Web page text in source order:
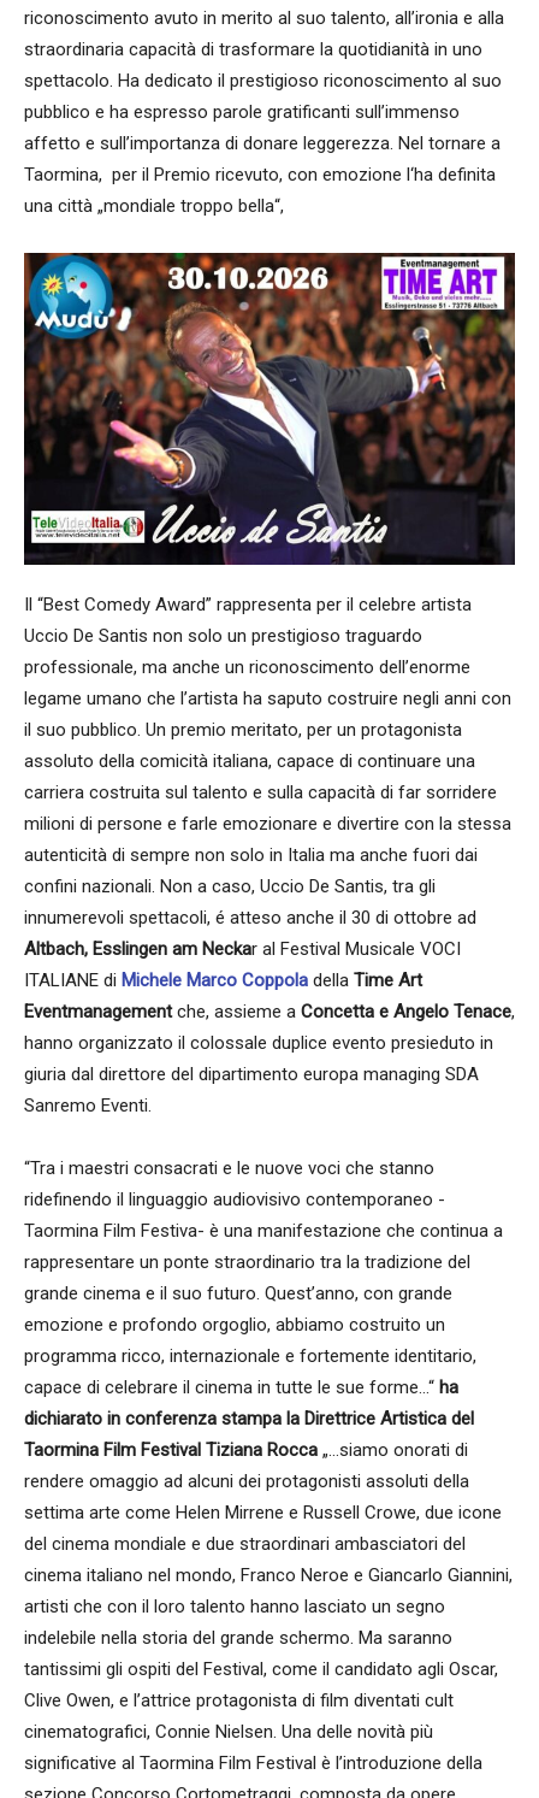
riconoscimento avuto in merito al suo talento, all’ironia e alla
straordinaria capacità di trasformare la quotidianità in uno
spettacolo. Ha dedicato il prestigioso riconoscimento al suo
pubblico e ha espresso parole gratificanti sull’immenso
affetto e sull’importanza di donare leggerezza. Nel tornare a
Taormina, per il Premio ricevuto, con emozione l‘ha definita
una città „mondiale troppo bella“,
Il “Best Comedy Award” rappresenta per il celebre artista
Uccio De Santis non solo un prestigioso traguardo
professionale, ma anche un riconoscimento dell’enorme
legame umano che l’artista ha saputo costruire negli anni con
il suo pubblico. Un premio meritato, per un protagonista
assoluto della comicità italiana, capace di continuare una
carriera costruita sul talento e sulla capacità di far sorridere
milioni di persone e farle emozionare e divertire con la stessa
autenticità di sempre non solo in Italia ma anche fuori dai
confini nazionali. Non a caso, Uccio De Santis, tra gli
innumerevoli spettacoli, é atteso anche il 30 di ottobre ad
Altbach, Esslingen am Neckar al Festival Musicale VOCI
ITALIANE di Michele Marco Coppola della Time Art
Eventmanagementche, assieme a Concetta e Angelo Tenace,
hanno organizzato il colossale duplice evento presieduto in
giuria dal direttore del dipartimento europa managing SDA
Sanremo Eventi.
“Tra i maestri consacrati e le nuove voci che stanno
ridefinendo il linguaggio audiovisivo contemporaneo -
Taormina Film Festiva- è una manifestazione che continua a
rappresentare un ponte straordinario tra la tradizione del
grande cinema e il suo futuro. Quest’anno, con grande
emozione e profondo orgoglio, abbiamo costruito un
programma ricco, internazionale e fortemente identitario,
capace di celebrare il cinema in tutte le sue forme…“ ha
dichiarato in conferenza stampa la Direttrice Artistica del
Taormina Film Festival Tiziana Rocca „…siamo onorati di
rendere omaggio ad alcuni dei protagonisti assoluti della
settima arte come Helen Mirrene e Russell Crowe, due icone
del cinema mondiale e due straordinari ambasciatori del
cinema italiano nel mondo, Franco Neroe e Giancarlo Giannini,
artisti che con il loro talento hanno lasciato un segno
indelebile nella storia del grande schermo. Ma saranno
tantissimi gli ospiti del Festival, come il candidato agli Oscar,
Clive Owen, e l’attrice protagonista di film diventati cult
cinematografici, Connie Nielsen. Una delle novità più
significative al Taormina Film Festival è l’introduzione della